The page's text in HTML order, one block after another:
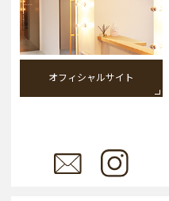
オフィシャルサイト